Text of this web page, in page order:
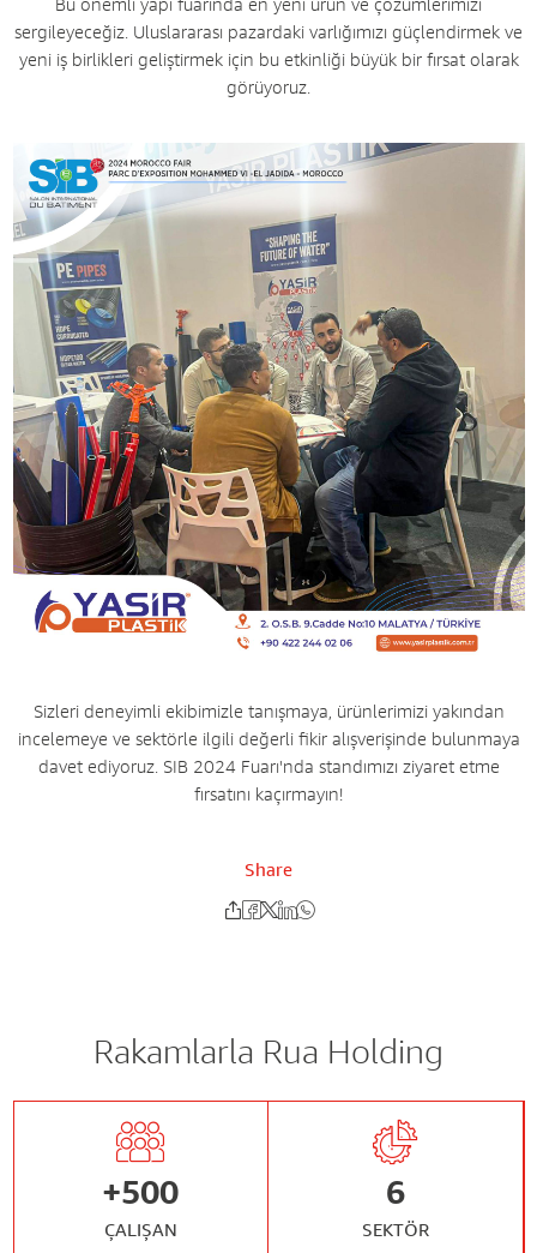
sergileyeceğiz. Uluslararası pazardaki varlığımızı güçlendirmek ve
yeni iş birlikleri geliştirmek için bu etkinliği büyük bir fırsat olarak
görüyoruz.
Sizleri deneyimli ekibimizle tanışmaya, ürünlerimizi yakından
incelemeye ve sektörle ilgili değerli fikir alışverişinde bulunmaya
davet ediyoruz. SIB 2024 Fuarı'nda standımızı ziyaret etme
fırsatını kaçırmayın!
Share
Rakamlarla Rua Holding
+500
ÇALIŞAN
6
SEKTÖR